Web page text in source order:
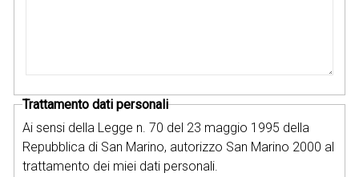
Trattamento dati personali
Ai sensi della Legge n. 70 del 23 maggio 1995 della
Repubblica di San Marino, autorizzo San Marino 2000 al
trattamento dei miei dati personali.